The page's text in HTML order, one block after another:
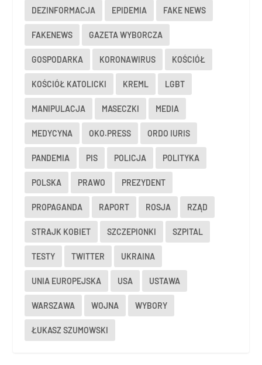
DEZINFORMACJA EPIDEMIA FAKE NEWS
FAKENEWS GAZETA WYBORCZA
GOSPODARKA KORONAWIRUS KOŚCIÓŁ
KOŚCIÓŁ KATOLICKI KREML LGBT
MANIPULACJA MASECZKI MEDIA
MEDYCYNA OKO.PRESS ORDO IURIS
PANDEMIA PIS POLICJA POLITYKA
POLSKA PRAWO PREZYDENT
PROPAGANDA RAPORT ROSJA RZĄD
STRAJK KOBIET SZCZEPIONKI SZPITAL
TESTY TWITTER UKRAINA
UNIA EUROPEJSKA USA USTAWA
WARSZAWA WOJNA WYBORY
ŁUKASZ SZUMOWSKI